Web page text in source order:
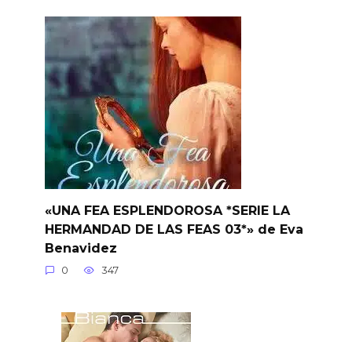
«UNA FEA ESPLENDOROSA *SERIE LA
HERMANDAD DE LAS FEAS 03*» de Eva
Benavidez
0 347